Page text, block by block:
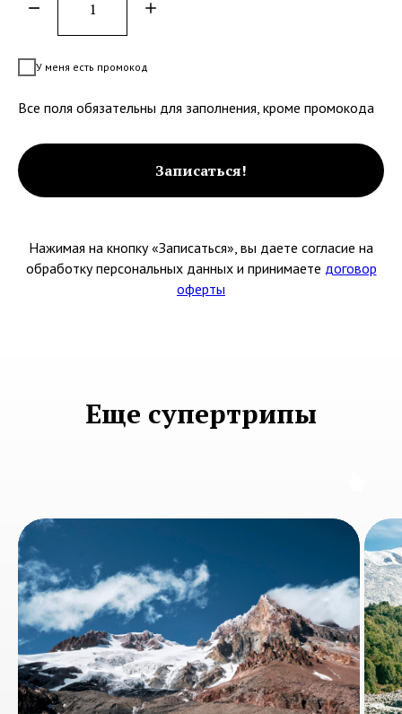
У меня есть промокод
Все поля обязательны для заполнения, кроме промокода
Записаться!
Нажимая на кнопку «Записаться», вы даете согласие на
обработку персональных данных и принимаете договор
оферты
Еще супертрипы